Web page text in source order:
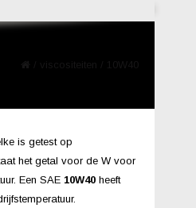
is getest op
het getal voor de W voor
Een SAE 10W40 heeft